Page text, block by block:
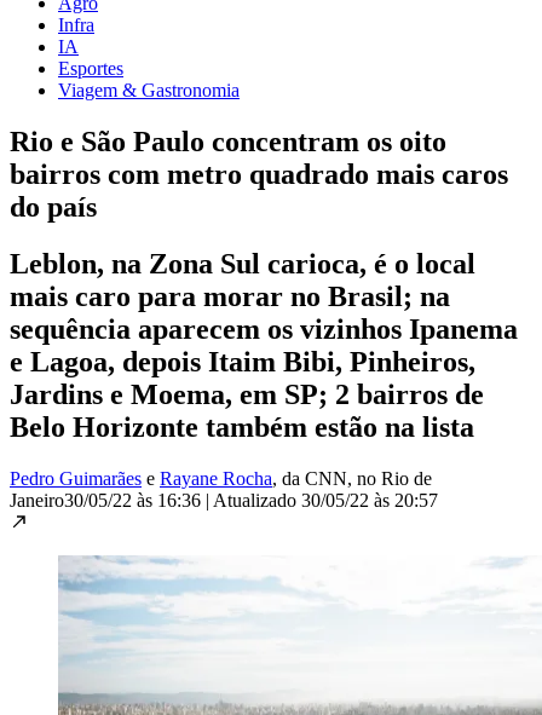
Infra
IA
Esportes
Viagem & Gastronomia
Rio e São Paulo concentram os oito
bairros com metro quadrado mais caros
do país
Leblon, na Zona Sul carioca, é o local
mais caro para morar no Brasil; na
sequência aparecem os vizinhos Ipanema
e Lagoa, depois Itaim Bibi, Pinheiros,
Jardins e Moema, em SP; 2 bairros de
Belo Horizonte também estão na lista
Pedro Guimarães e Rayane Rocha, da CNN, no Rio de
Janeiro30/05/22 às 16:36 | Atualizado 30/05/22 às 20:57